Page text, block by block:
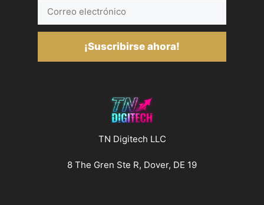
electrónico
¡Suscribirse ahora!
TN Digitech LLC
8 The Gren Ste R, Dover, DE 19